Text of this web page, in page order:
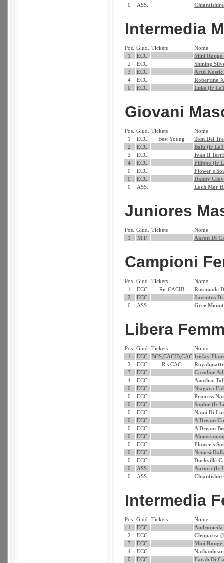
0
ASS.
Intermedia
Pos. Giud. Tickets
Nome
1
ECC.
Mini Rouge
2
ECC.
Shining
3
ECC.
Artù Kostic
4
ECC.
Robertino
0
ECC. Luke (lr
Giovani
Pos. Giud. Tickets
Nome
1
ECC. Best Young
Tom Dei
2
ECC.
Balù (lr
3
ECC.
Ivan Il
4
ECC.
Filippo (lr
0
ECC.
Flower's
0
ECC.
Danny
0
ASS. Loch Mor
Juniores
Pos. Giud. Tickets
Nome
1
M.P. Aaron Di
Campioni
Pos. Giud. Tickets
Nome
1
ECC. Ris.CACIB
Rosemade
2
ECC.
Juventus
0
ASS. Gree
Libera
Pos. Giud. Tickets
Nome
1
ECC. BOS,CACIB,CAC Irislav
2
ECC. Ris.CAC
3
ECC.
Caroline
4
ECC.
Another
0
ECC.
Niagara
0
ECC.
Princess
0
ECC.
Sophie (lr
0
ECC.
Nami Di
0
ECC.
A Dream
0
ECC.
A Dream
0
ECC.
0
ECC.
Flower's
0
ECC.
Nemesi
0
ECC.
Duckville
0
ASS.
Aurora (lr
0
ASS.
Intermedia
Pos. Giud. Tickets
Nome
1
ECC.
2
ECC.
Cleopatra
3
ECC.
Mini Rouge
4
ECC.
0
ECC.
Farah Di